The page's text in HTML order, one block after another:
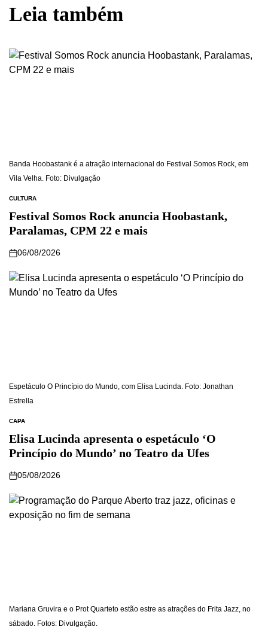
Leia também
Banda Hoobastank é a atração internacional do Festival Somos Rock, em
Vila Velha. Foto: Divulgação
CULTURA
Festival Somos Rock anuncia Hoobastank,
Paralamas, CPM 22 e mais
06/08/2026
Espetáculo O Princípio do Mundo, com Elisa Lucinda. Foto: Jonathan
Estrella
CAPA
Elisa Lucinda apresenta o espetáculo ‘O
Princípio do Mundo’ no Teatro da Ufes
05/08/2026
Mariana Gruvira e o Prot Quarteto estão estre as atrações do Frita Jazz, no
sábado. Fotos: Divulgação.